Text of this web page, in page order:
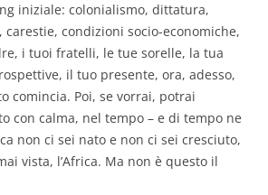
iniziale: colonialismo, dittatura,
condizioni socio-economiche,
i tuoi fratelli, le tue sorelle, la tua
il tuo presente, ora, adesso,
comincia. Poi, se vorrai, potrai
con calma, nel tempo – e di tempo ne
non ci sei nato e non ci sei cresciuto,
vista, l’Africa. Ma non è questo il